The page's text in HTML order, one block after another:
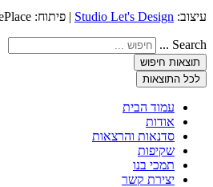
עיצוב: Studio Let's Design | פיתוח: ePlace
Search ...
תוצאות חיפוש
לכל התוצאות
עמוד הבית
אודות
סדנאות והרצאות
שקיפות
תמכי בנו
יצירת קשר